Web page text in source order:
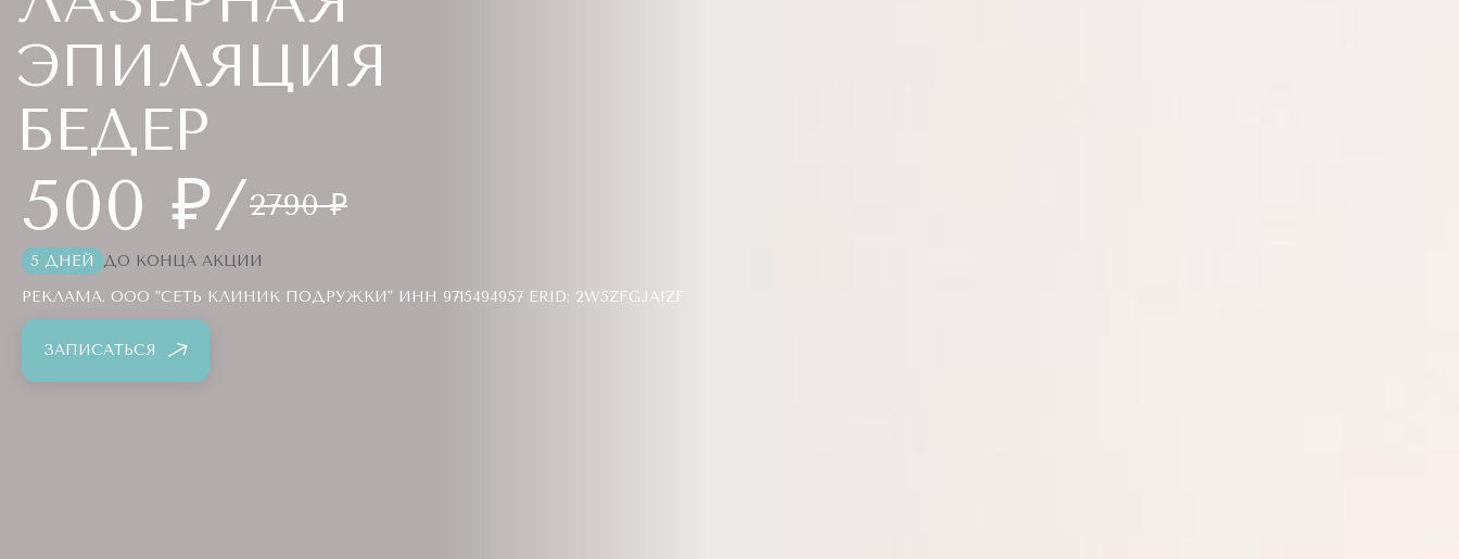
ЭПИЛЯЦИЯ
БЕДЕР
500 ₽/2790 ₽
5 ДНЕЙ
ДО КОНЦА АКЦИИ
РЕКЛАМА. ООО "СЕТЬ КЛИНИК ПОДРУЖКИ" ИНН 9715494957 ERID: 2W5ZFGJAIZF
ЗАПИСАТЬСЯ